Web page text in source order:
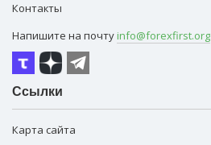
Контакты
Напишите на почту info@forexfirst.org
Ссылки
Карта сайта